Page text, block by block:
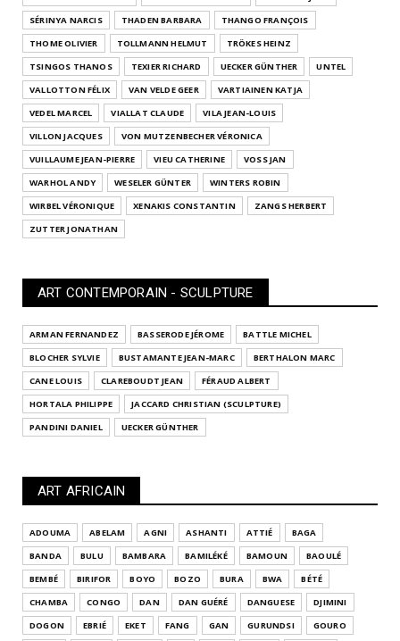
SÉRINYA NARCIS
THADEN BARBARA
THANGO FRANÇOIS
THOME OLIVIER
TOLLMANN HELMUT
TRÖKES HEINZ
TSINGOS THANOS
TEXIER RICHARD UECKER GÜNTHER
UNTEL
VALLOTTON FÉLIX
VAN VELDE GEER
VARTIAINEN KATJA
VEDEL MARCEL
VIALLAT CLAUDE
VILA JEAN-LOUIS
VILLON JACQUES
VON MUTZENBECHER VÉRONICA
VUILLAUME JEAN-PIERRE
VIEU CATHERINE
VOSS JAN
WARHOL ANDY
WESELER GÜNTER
WINTERS ROBIN
WIRBEL VÉRONIQUE
XENAKIS CONSTANTIN
ZANGS HERBERT
ZUTTER JONATHAN
ART CONTEMPORAIN - SCULPTURE
ARMAN FERNANDEZ BASSERODE JÉROME
BATTLE MICHEL
BLOCHER SYLVIE
BUSTAMANTE JEAN-MARC
BERTHALON MARC
CANE LOUIS
CLAREBOUDT JEAN
FÉRAUD ALBERT
HORTALA PHILIPPE
JACCARD CHRISTIAN (SCULPTURE)
PANDINI DANIEL
UECKER GÜNTHER
ART AFRICAIN
ADOUMA ABELAM AGNI ASHANTI ATTIÉ
BAGA
BANDA
BULU BAMBARA BAMILÉKÉ BAMOUN
BAOULÉ
BEMBÉ
BIRIFOR BOYO BOZO BURA BWA
BÉTÉ
CHAMBA
CONGO DAN DAN GUÉRÉ DANGUESE
DJIMINI
DOGON
EBRIÉ EKET FANG GAN GURUNDSI
GOURO